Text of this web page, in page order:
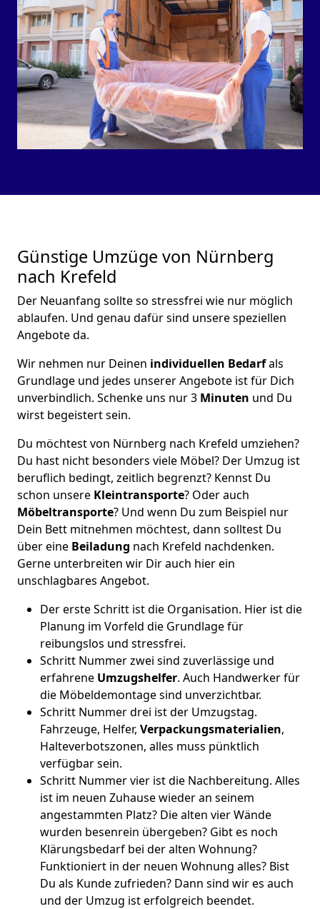
Günstige Umzüge von Nürnberg
nach Krefeld
Der Neuanfang sollte so stressfrei wie nur möglich
ablaufen. Und genau dafür sind unsere speziellen
Angebote da.
Wir nehmen nur Deinen individuellen Bedarfals
Grundlage und jedes unserer Angebote ist für Dich
unverbindlich. Schenke uns nur 3 Minuten und Du
wirst begeistert sein.
Du möchtest von Nürnberg nach Krefeld umziehen?
Du hast nicht besonders viele Möbel? Der Umzug ist
beruflich bedingt, zeitlich begrenzt? Kennst Du
schon unsere Kleintransporte? Oder auch
Möbeltransporte? Und wenn Du zum Beispiel nur
Dein Bett mitnehmen möchtest, dann solltest Du
über eine Beiladung nach Krefeld nachdenken.
Gerne unterbreiten wir Dir auch hier ein
unschlagbares Angebot.
Der erste Schritt ist die Organisation. Hier ist die
Planung im Vorfeld die Grundlage für
reibungslos und stressfrei.
Schritt Nummer zwei sind zuverlässige und
erfahrene Umzugshelfer. Auch Handwerker für
die Möbeldemontage sind unverzichtbar.
Schritt Nummer drei ist der Umzugstag.
Fahrzeuge, Helfer, Verpackungsmaterialien,
Halteverbotszonen, alles muss pünktlich
verfügbar sein.
Schritt Nummer vier ist die Nachbereitung. Alles
ist im neuen Zuhause wieder an seinem
angestammten Platz? Die alten vier Wände
wurden besenrein übergeben? Gibt es noch
Klärungsbedarf bei der alten Wohnung?
Funktioniert in der neuen Wohnung alles? Bist
Du als Kunde zufrieden? Dann sind wir es auch
und der Umzug ist erfolgreich beendet.